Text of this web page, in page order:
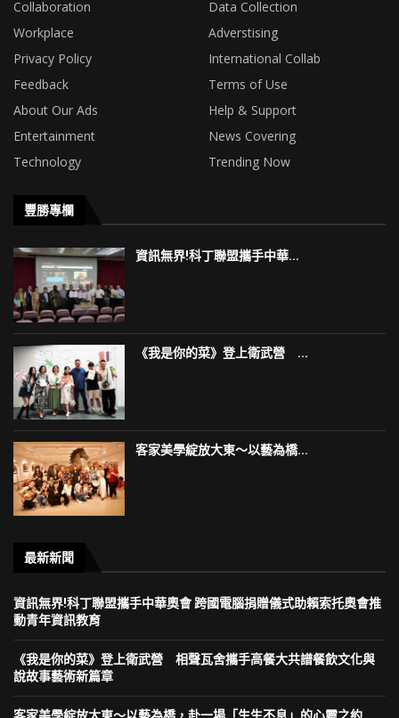
Collaboration
Data Collection
Workplace
Adverstising
Privacy Policy
International Collab
Feedback
Terms of Use
About Our Ads
Help & Support
Entertainment
News Covering
Technology
Trending Now
豐勝專欄
資訊無界!科丁聯盟攜手中華...
《我是你的菜》登上衛武營 ...
客家美學綻放大東～以藝為橋...
最新新聞
資訊無界!科丁聯盟攜手中華奧會 跨國電腦捐贈儀式助賴索托奧會推
動青年資訊教育
《我是你的菜》登上衛武營 相聲瓦舍攜手高餐大共譜餐飲文化與
說故事藝術新篇章